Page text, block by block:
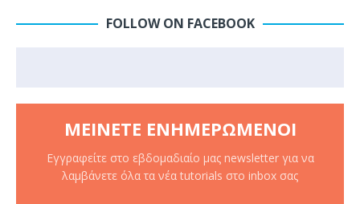
FOLLOW ON FACEBOOK
ΜΕΊΝΕΤΕ ΕΝΗΜΕΡΩΜΈΝΟΙ
Εγγραφείτε στο εβδομαδιαίο μας newsletter για να
λαμβάνετε όλα τα νέα tutorials στο inbox σας